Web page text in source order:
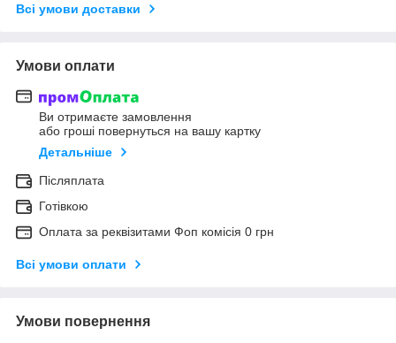
Всі умови доставки
Умови оплати
Ви отримаєте замовлення
або гроші повернуться на вашу картку
Детальніше
Післяплата
Готівкою
Оплата за реквізитами Фоп комісія 0 грн
Всі умови оплати
Умови повернення